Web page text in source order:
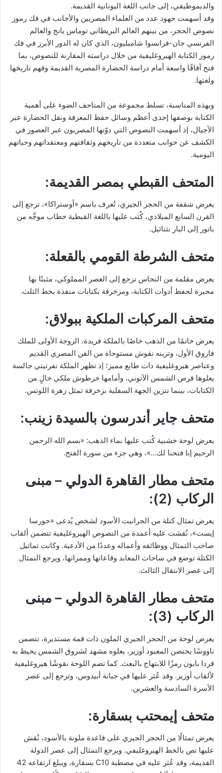
والديموطيقي، إلى جانب اللغة اليونانية القديمة.
وقد أسهمت جهود عدد من العلماء المصريين والأجانب في فك رموز
نصوص الحجر، من بينهم العالم البريطاني توماس يانج والعالم
الفرنسي جان-فرانسوا شامبليون، الذي كان له الدور الأبرز في فك
رموز الكتابة الهيروغليفية من خلال دراسته المقارنة للنصوص، بما
فتح آفاقًا واسعة أمام دراسة الحضارة المصرية القديمة وفهم تاريخها
ولغتها.
وبهذه المناسبة، تسلط مجموعة من المتاحف الضوء على أهمية
الكتابة بوصفها إحدى أعظم وسائل حفظ المعرفة ونقل الحضارة عبر
الأجيال، إذ أسهمت النصوص التي دوّنها المصريون عبر العصور في
الكشف عن جوانب متعددة من تاريخهم وثقافتهم ومعتقداتهم وحياتهم
اليومية.
المتحف القبطي بمصر القديمة:
يعرض شقفة من الحجر الجيري، تُعرف باسم «أوستراكا»، ترجع إلى
القرن السابع الميلادي، كُتب عليها باللغة القبطية خطاب موجَّه من
باتور إلى البار نثنائيل.
متحف الشرطة القومي بالقعلة:
يعرض مقلمة من النحاس ترجع إلى العصر المملوكي، مثبتًا بها
محبرة لحفظ أدوات الكتابة، ومزخرفة بكتابات منفذة بخط الثلث.
متحف المركبات الملكية ببولاق:
يعرض خاتمًا من الذهب خاصًا بالملكة فريدة، الزوجة الأولى للملك
فاروق الأول، وتزينه نقوش مستوحاة من الفن المصري القديم
وعناصر هيروغليفية ذات طابع مميز؛ إذ تظهر الملكة نفرتيتي جالسة
يعلوها قرص الشمس الآتوني، وأمامها خرطوش ملكي خالٍ من
الكتابات، بينما تتزين الجهة السفلية بزخرفة تمثل زهرة اللوتس.
متحف جاير أندرسون بالسيدة زينب:
يعرض لوحة خشبية كُتب عليها بماء الذهب: «بسم الله الرحمن
الرحيم إنا فتحنا لك…»، وهي جزء من سورة الفتح.
متحف مطار القاهرة الدولي – مبنى
الركاب (2):
يعرض تمثال كتلة من الجرانيت الأسود لشخص يُدعى «حورسا
إيست»، نُقشت عليه أعمدة من النصوص الهيروغليفية تتضمن ألقاب
صاحب التمثال ووظائفه وأعماله وعددًا من الأدعية. وكانت تماثيل
الكتلة توضع في ساحات المعابد وقاعاتها وممراتها، ويرجع التمثال
إلى عصر الانتقال الثالث.
متحف مطار القاهرة الدولي – مبنى
الركاب (3):
يعرض لوحة من الحجر الجيري الملون ذات قمة مستديرة، تتضمن
ناووسًا يحتضن المعبود أوزير، يعلوه مشهد لشروق الشمس يحيط به
قردا بابون رمزًا للابتهاج بالبعث. كما تضم اللوحة نقوشًا هيروغليفية
لألقاب أوزير. وقد عُثر عليها في جبانة أبيدوس، وترجع إلى عصر
الأسرة السادسة والعشرين.
متحف إيمحتب بسقارة:
يعرض تمثالًا من الحجر الجيري على قاعدة ملونة بالأسود، نُقش
عليها نص بالخط الهيروغليفي. ويرجع التمثال إلى عصر الدولة
القديمة، وقد عُثر عليه في مصطبة C10 بسقارة، ويبلغ ارتفاعه 42